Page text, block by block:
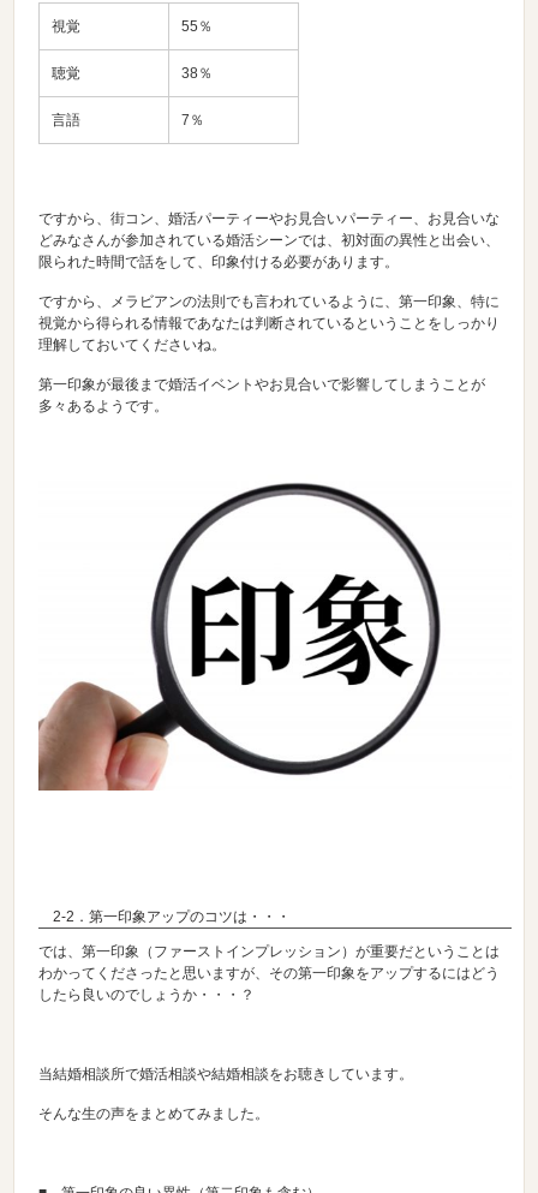
視覚 55％
聴覚 38％
言語 7％
ですから、街コン、婚活パーティーやお見合いパーティー、お見合いな
どみなさんが参加されている婚活シーンでは、初対面の異性と出会い、
限られた時間で話をして、印象付ける必要があります。
ですから、メラビアンの法則でも言われているように、第一印象、特に
視覚から得られる情報であなたは判断されているということをしっかり
理解しておいてくださいね。
第一印象が最後まで婚活イベントやお見合いで影響してしまうことが
多々あるようです。
2-2．第一印象アップのコツは・・・
では、第一印象（ファーストインプレッション）が重要だということは
わかってくださったと思いますが、その第一印象をアップするにはどう
したら良いのでしょうか・・・？
当結婚相談所で婚活相談や結婚相談をお聴きしています。
そんな生の声をまとめてみました。